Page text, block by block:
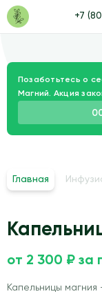
+7
Позаботьтесь о
Магний. Акция
Главная
от 2 300 ₽ за
Капельницы